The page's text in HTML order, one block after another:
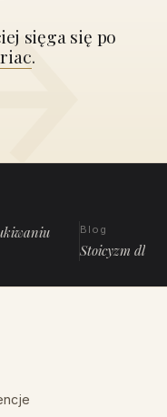
sięga się po
.
Blog
Stoicyzm dla